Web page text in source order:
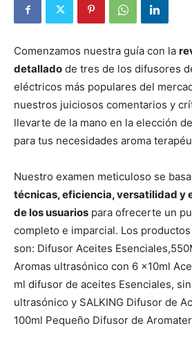
Comenzamos nuestra guía con la
detallado de tres de los difusores
eléctricos más populares del
nuestros juiciosos comentarios y
llevarte de la mano en la elección
para tus necesidades aroma
Nuestro examen meticuloso se
técnicas, eficiencia, versatilidad y
de los usuarios para ofrecerte un
completo e imparcial. Los
son: Difusor Aceites
Aromas ultrasónico con 6 x10ml
ml difusor de aceites Esenciales,
ultrasónico y SALKING Difusor de
100ml Pequeño Difusor de